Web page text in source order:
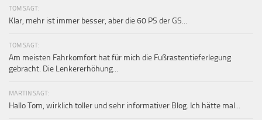
TOM SAGT:
Klar, mehr ist immer besser, aber die 60 PS der GS...
TOM SAGT:
Am meisten Fahrkomfort hat für mich die Fußrastentieferlegung
gebracht. Die Lenkererhöhung...
MARTIN SAGT:
Hallo Tom, wirklich toller und sehr informativer Blog. Ich hätte mal...